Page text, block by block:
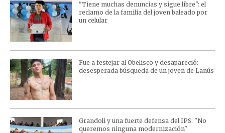
"Tiene muchas denuncias y sigue libre": el
reclamo de la familia del joven baleado por
un celular
Fue a festejar al Obelisco y desapareció:
desesperada búsqueda de un joven de Lanús
Grandoli y una fuerte defensa del IPS: "No
queremos ninguna modernización"